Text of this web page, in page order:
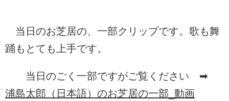
当日のお芝居の、一部クリップです。歌も舞
踊もとても上手です。
当日のごく一部ですがご覧ください ➡
浦島太郎（日本語）のお芝居の一部_動画